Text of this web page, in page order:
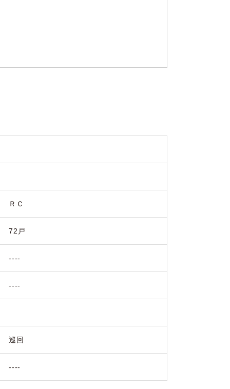
ＲＣ
72戸
----
----
巡回
----